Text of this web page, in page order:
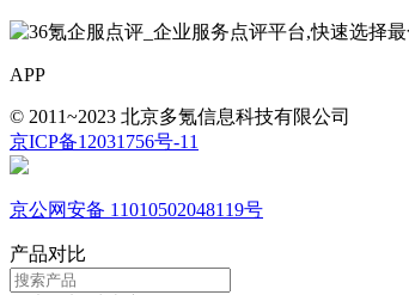
APP
© 2011~2023 北京多氪信息科技有限公司
京ICP备12031756号-11
京公网安备 11010502048119号
产品对比